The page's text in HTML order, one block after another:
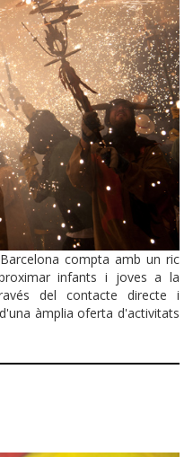
compta amb un ric
infants i joves a la
del contacte directe i
àmplia oferta d'activitats